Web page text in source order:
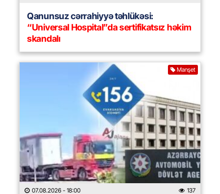
Qanunsuz cərrahiyyə təhlükəsi:
“Universal Hospital”da sertifikatsız həkim
skandalı
Manşet
07.08.2026 - 18:00 137